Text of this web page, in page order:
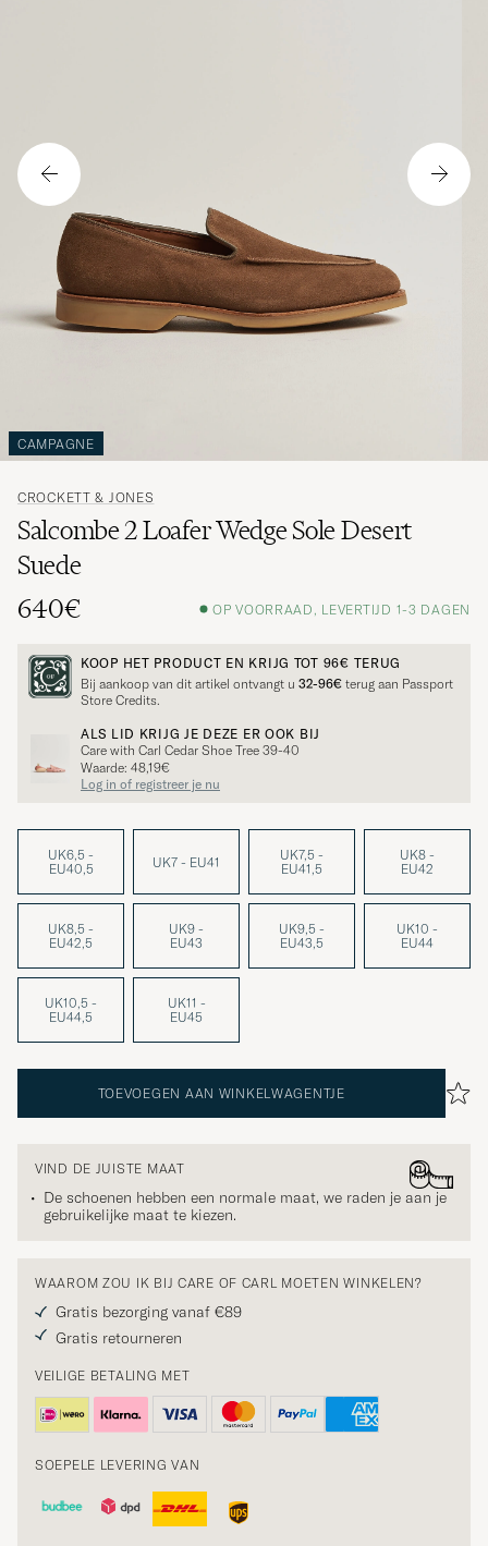
CAMPAGNE
CROCKETT & JONES
Salcombe 2 Loafer Wedge Sole Desert
Suede
640€
OP VOORRAAD, LEVERTIJD 1-3 DAGEN
KOOP HET PRODUCT EN KRIJG TOT 96€ TERUG
Bij aankoop van dit artikel ontvangt u 32-96€ terug aan Passport
Store Credits.
ALS LID KRIJG JE DEZE ER OOK BIJ
Care with Carl Cedar Shoe Tree 39-40
Waarde: 48,19€
Log in of registreer je nu
UK6,5 -
EU40,5
UK7 - EU41
UK7,5 -
EU41,5
UK8 -
EU42
UK8,5 -
EU42,5
UK9 -
EU43
UK9,5 -
EU43,5
UK10 -
EU44
UK10,5 -
EU44,5
UK11 -
EU45
TOEVOEGEN AAN WINKELWAGENTJE
VIND DE JUISTE MAAT
De schoenen hebben een normale maat, we raden je aan je
gebruikelijke maat te kiezen.
WAAROM ZOU IK BIJ CARE OF CARL MOETEN WINKELEN?
Gratis bezorging vanaf €89
Gratis retourneren
VEILIGE BETALING MET
SOEPELE LEVERING VAN